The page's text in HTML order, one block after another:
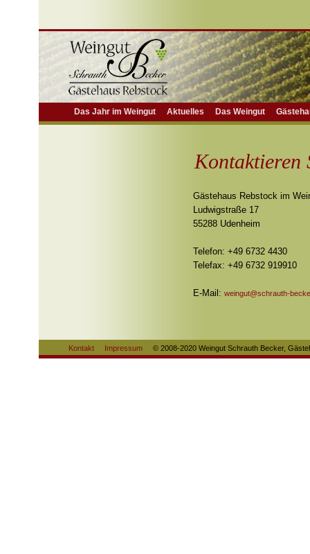
Das Jahr im Weingut Aktuelles Das Weingut
Kontaktieren
Gästehaus Rebstock im
Ludwigstraße 17
55288 Udenheim
Telefon: +49 6732 4430
Telefax: +49 6732 919910
E-Mail: weingut@schrauth-
Kontakt Impressum © 2008-2020 Weingut Schrauth Becker,